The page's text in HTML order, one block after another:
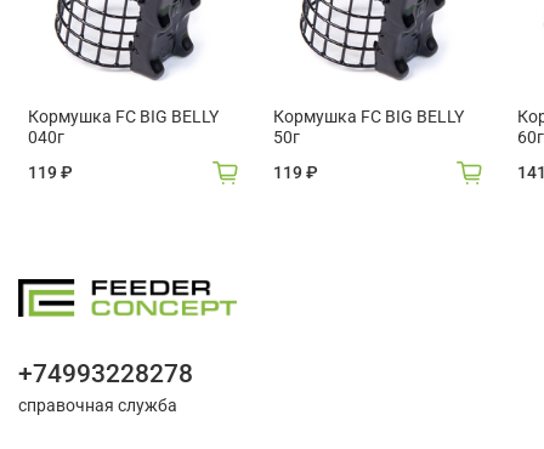
Кормушка FC BIG BELLY
040г
119 ₽
Кормушка FC BIG BELLY
50г
119 ₽
60г
+74993228278
справочная служба